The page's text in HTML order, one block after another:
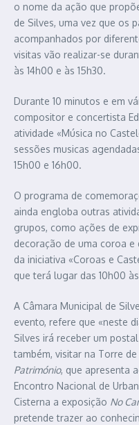
o nome da ação que
de Silves, uma vez que os
acompanhados por
visitas vão realizar-se
às 14h00 e às 15h30.
Durante 10 minutos e em
compositor e concertista
atividade «Música no
sessões musicas
15h00 e 16h00.
O programa de
ainda engloba outras
grupos, como ações de
decoração de uma coroa e
da iniciativa «Coroas e
que terá lugar das 10h00
A Câmara Municipal de
evento, refere que «neste
Silves irá receber um
também, visitar na Torre
Património, que apresenta
Encontro Nacional de
Cisterna a exposição No
pretende trazer ao